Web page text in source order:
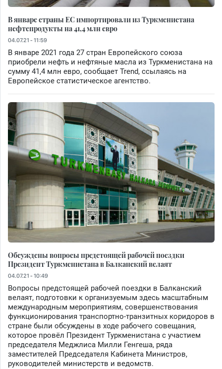
В январе страны ЕС импортировали из Туркменистана
нефтепродукты на 41,4 млн евро
04.07.21 - 11:59
В январе 2021 года 27 стран Европейского союза
приобрели нефть и нефтяные масла из Туркменистана на
сумму 41,4 млн евро, сообщает Trend, ссылаясь на
Европейское статистическое агентство.
Обсуждены вопросы предстоящей рабочей поездки
Президент Туркменистана в Балканский велаят
04.07.21 - 10:49
Вопросы предстоящей рабочей поездки в Балканский
велаят, подготовки к организуемым здесь масштабным
международным мероприятиям, совершенствования
функционирования транспортно-транзитных коридоров в
стране были обсуждены в ходе рабочего совещания,
которое провёл Президент Туркменистана с участием
председателя Меджлиса Милли Генгеша, ряда
заместителей Председателя Кабинета Министров,
руководителей министерств и ведомств.